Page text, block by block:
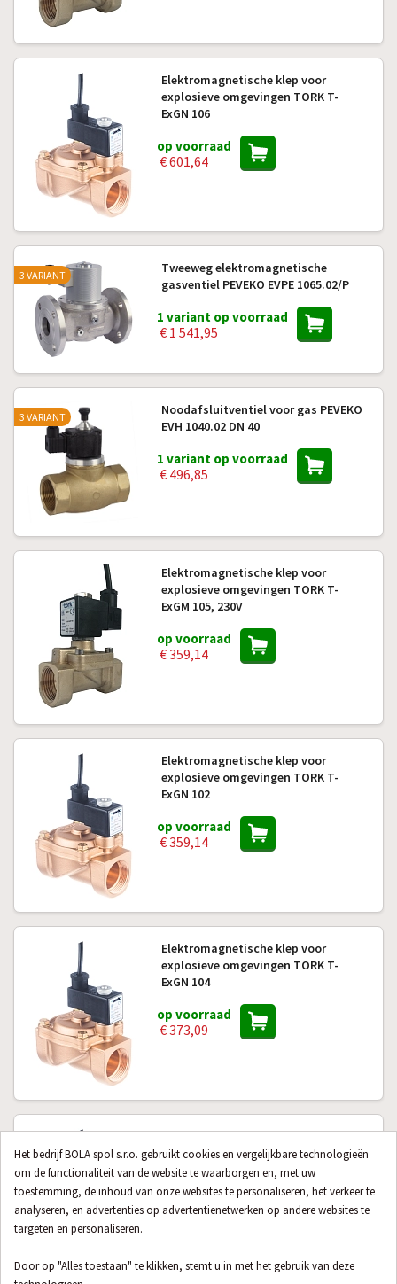
Het bedrijf BOLA spol s.r.o. gebruikt cookies en vergelijkbare technologieën
om de functionaliteit van de website te waarborgen en, met uw
toestemming, de inhoud van onze websites te personaliseren, het verkeer te
analyseren, en advertenties op advertentienetwerken op andere websites te
targeten en personaliseren.
Door op "Alles toestaan" te klikken, stemt u in met het gebruik van deze
Elektromagnetische klep voor
explosieve omgevingen TORK T-
ExGN 106
op voorraad
€ 601,64
Tweeweg elektromagnetische
gasventiel PEVEKO EVPE 1065.02/P
1 variant op voorraad
€ 1 541,95
3 VARIANT
Noodafsluitventiel voor gas PEVEKO
EVH 1040.02 DN 40
1 variant op voorraad
€ 496,85
3 VARIANT
Elektromagnetische klep voor
explosieve omgevingen TORK T-
ExGM 105, 230V
op voorraad
€ 359,14
Elektromagnetische klep voor
explosieve omgevingen TORK T-
ExGN 102
op voorraad
€ 359,14
Elektromagnetische klep voor
explosieve omgevingen TORK T-
ExGN 104
op voorraad
€ 373,09
Elektromagnetische klep voor
explosieve omgevingen TORK T-
ExGN 107
op voorraad
€ 606,28